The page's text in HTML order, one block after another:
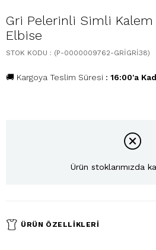
Gri Pelerinli Simli Kalem
Elbise
STOK KODU (P-0000009762-GRİGRİ38)
🚚 Kargoya Teslim Süresi : 16:00'a
Ürün stoklarımızda
ÜRÜN ÖZELLIKLERI